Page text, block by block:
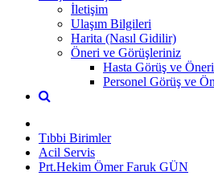
İletişim
Ulaşım Bilgileri
Harita (Nasıl Gidilir)
Öneri ve Görüşleriniz
Hasta Görüş ve
Personel Görüş ve
Tıbbi Birimler
Acil Servis
Prt.Hekim Ömer Faruk GÜN